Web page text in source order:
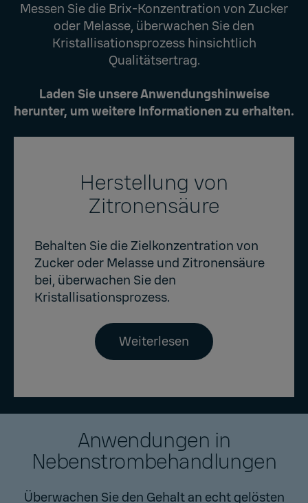
Messen Sie die Brix-Konzentration von Zucker
oder Melasse, überwachen Sie den
Kristallisationsprozess hinsichtlich
Qualitätsertrag.
Laden Sie unsere Anwendungshinweise
herunter, um weitere Informationen zu erhalten.
Herstellung von
Zitronensäure
Behalten Sie die Zielkonzentration von
Zucker oder Melasse und Zitronensäure
bei, überwachen Sie den
Kristallisationsprozess.
Weiterlesen
Anwendungen in
Nebenstrombehandlungen
Überwachen Sie den Gehalt an echt gelösten